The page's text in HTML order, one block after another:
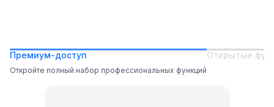
Премиум-доступ
Откройте полный набор профессиональных функций
Открытые